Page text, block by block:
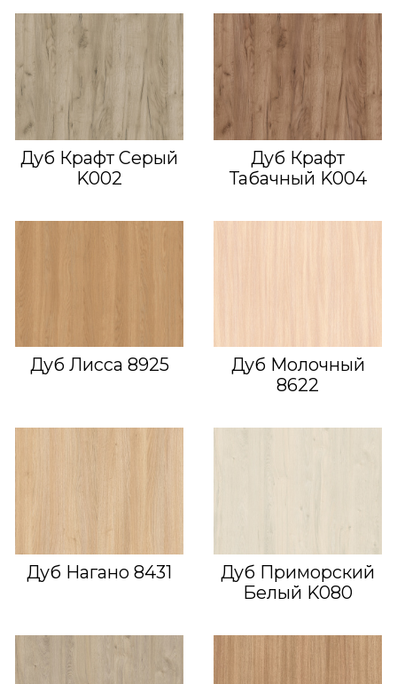
Дуб Крафт Серый
K002
Дуб Крафт
Табачный K004
Дуб Лисса 8925
Дуб Молочный
8622
Дуб Нагано 8431
Дуб Приморский
Белый K080